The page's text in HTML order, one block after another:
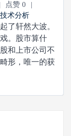
点赞 0
|
技术分析
轩然大波。
。股市算什
和上市公司不
形，唯一的获